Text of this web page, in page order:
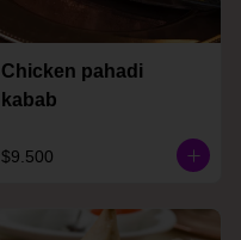
Chicken pahadi
kabab
$9.500